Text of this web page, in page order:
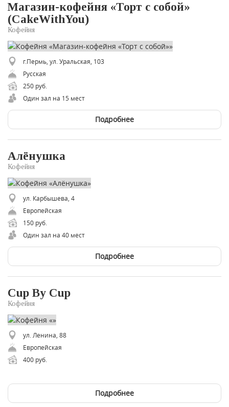
Магазин-кофейня «Торт с собой»
(CakeWithYou)
Кофейня
г.Пермь, ул. Уральская, 103
Русская
250 руб.
Один зал на 15 мест
Подробнее
Алёнушка
Кофейня
ул. Карбышева, 4
Европейская
150 руб.
Один зал на 40 мест
Подробнее
Cup By Cup
Кофейня
ул. Ленина, 88
Европейская
400 руб.
Подробнее